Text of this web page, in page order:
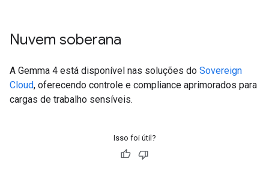
Nuvem soberana
A Gemma 4 está disponível nas soluções do Sovereign
Cloud, oferecendo controle e compliance aprimorados para
cargas de trabalho sensíveis.
Isso foi útil?